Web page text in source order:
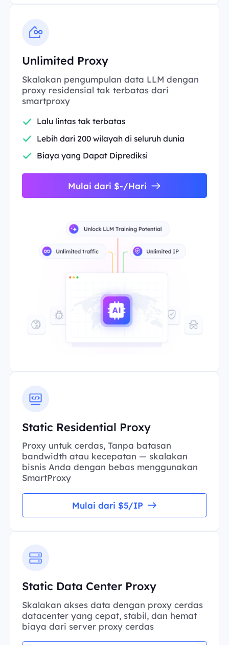
Unlimited Proxy
Skalakan pengumpulan data LLM dengan
proxy residensial tak terbatas dari
smartproxy
Lalu lintas tak terbatas
Lebih dari 200 wilayah di seluruh dunia
Biaya yang Dapat Diprediksi
Mulai dari $-/Hari
Static Residential Proxy
Proxy untuk cerdas, Tanpa batasan
bandwidth atau kecepatan — skalakan
bisnis Anda dengan bebas menggunakan
SmartProxy
Mulai dari $5/IP
Static Data Center Proxy
Skalakan akses data dengan proxy cerdas
datacenter yang cepat, stabil, dan hemat
biaya dari server proxy cerdas